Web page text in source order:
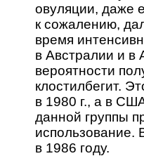
овуляции, даже
к сожалению,
время
в Австралии и
вероятности
клостилбегит.
в 1980 г., а в
данной группы
использование.
в 1986 году.